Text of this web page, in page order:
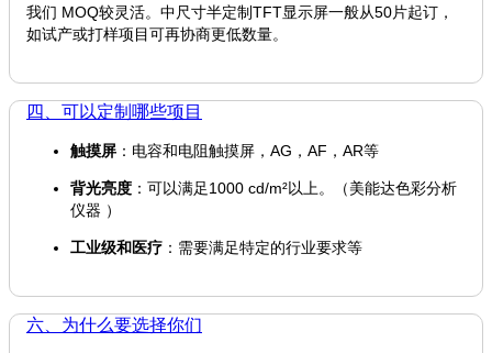
我们 MOQ较灵活。中尺寸半定制TFT显示屏一般从50片起订，
如试产或打样项目可再协商更低数量。
四、可以定制哪些项目
触摸屏 ：电容和电阻触摸屏，AG，AF，AR等
背光亮度 ：可以满足1000 cd/m²以上。（美能达色彩分析
仪器 ）
工业级和医疗 ：需要满足特定的行业要求等
六、为什么要选择你们